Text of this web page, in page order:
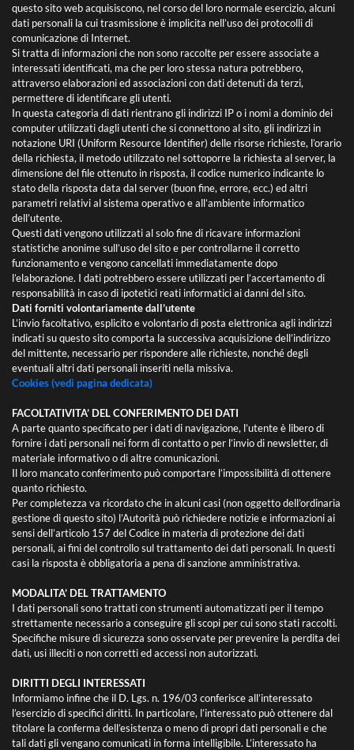
questo sito web acquisiscono, nel corso del loro normale esercizio, alcuni
dati personali la cui trasmissione è implicita nell’uso dei protocolli di
comunicazione di Internet.
Si tratta di informazioni che non sono raccolte per essere associate a
interessati identificati, ma che per loro stessa natura potrebbero,
attraverso elaborazioni ed associazioni con dati detenuti da terzi,
permettere di identificare gli utenti.
In questa categoria di dati rientrano gli indirizzi IP o i nomi a dominio dei
computer utilizzati dagli utenti che si connettono al sito, gli indirizzi in
notazione URI (Uniform Resource Identifier) delle risorse richieste, l’orario
della richiesta, il metodo utilizzato nel sottoporre la richiesta al server, la
dimensione del file ottenuto in risposta, il codice numerico indicante lo
stato della risposta data dal server (buon fine, errore, ecc.) ed altri
parametri relativi al sistema operativo e all’ambiente informatico
dell’utente.
Questi dati vengono utilizzati al solo fine di ricavare informazioni
statistiche anonime sull’uso del sito e per controllarne il corretto
funzionamento e vengono cancellati immediatamente dopo
l’elaborazione. I dati potrebbero essere utilizzati per l’accertamento di
responsabilità in caso di ipotetici reati informatici ai danni del sito.
Dati forniti volontariamente dall’utente
L’invio facoltativo, esplicito e volontario di posta elettronica agli indirizzi
indicati su questo sito comporta la successiva acquisizione dell’indirizzo
del mittente, necessario per rispondere alle richieste, nonché degli
eventuali altri dati personali inseriti nella missiva.
Cookies (vedi pagina dedicata)
FACOLTATIVITA’ DEL CONFERIMENTO DEI DATI
A parte quanto specificato per i dati di navigazione, l’utente è libero di
fornire i dati personali nei form di contatto o per l’invio di newsletter, di
materiale informativo o di altre comunicazioni.
Il loro mancato conferimento può comportare l’impossibilità di ottenere
quanto richiesto.
Per completezza va ricordato che in alcuni casi (non oggetto dell’ordinaria
gestione di questo sito) l’Autorità può richiedere notizie e informazioni ai
sensi dell’articolo 157 del Codice in materia di protezione dei dati
personali, ai fini del controllo sul trattamento dei dati personali. In questi
casi la risposta è obbligatoria a pena di sanzione amministrativa.
MODALITA’ DEL TRATTAMENTO
I dati personali sono trattati con strumenti automatizzati per il tempo
strettamente necessario a conseguire gli scopi per cui sono stati raccolti.
Specifiche misure di sicurezza sono osservate per prevenire la perdita dei
dati, usi illeciti o non corretti ed accessi non autorizzati.
DIRITTI DEGLI INTERESSATI
Informiamo infine che il D. Lgs. n. 196/03 conferisce all’interessato
l’esercizio di specifici diritti. In particolare, l’interessato può ottenere dal
titolare la conferma dell’esistenza o meno di propri dati personali e che
tali dati gli vengano comunicati in forma intelligibile. L’interessato ha